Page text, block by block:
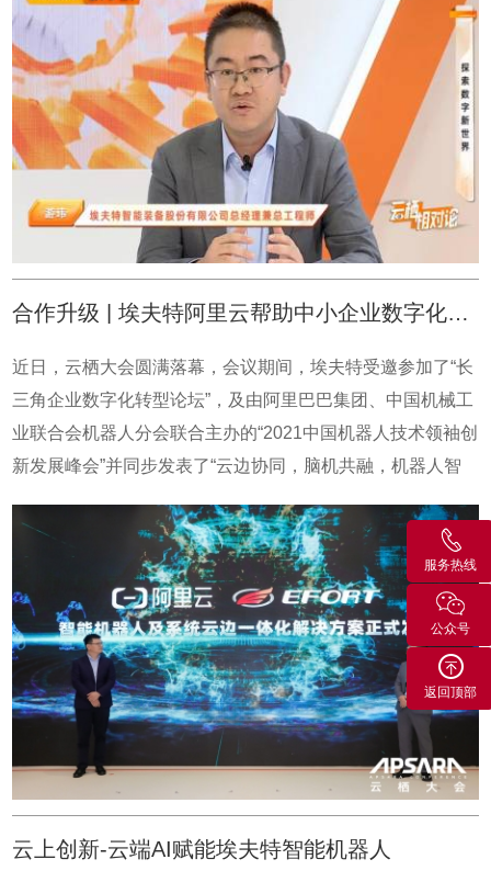
谈。云栖相对论直播问答间<探索数字新世界>我们很期待埃
夫特与阿里云的合作，此次合作的目的是什么呢？我们想让
埃夫特机器人数据智能化，为中小企业产线装上“大脑”/ 让小
工厂也能拥有“大智慧”。让小工厂也能拥有“大智慧”，印象令
人深刻，能介绍一下智能机器人产业吗？现在的工业机器人
还谈不上智能机器人，智能化是要适应不同的行业作业场
景，能柔性的快速的智能的切换，这个过程是不需要人干预
的。通过预设的经验或不断积累的工艺数据库，自动让机器
如何使机器人更智能呢？基于阿里云的AICS，云+IA的开放
式物联网智能控制优化系统，面向工业企业供产销的各个环
节，提供强大的建模、仿真、优化、控制基础能力，实现智
能工程产销供一体化智能管控。这样就可以赋予埃夫特机器
人一个像人类“大脑”的功能，使我们的应用更多元化。所以
「AI的通用能力」无法解决的那些问题 ，因为每一个行业的
需求还是有巨大差异的？对，像我们现在的制造过程，就好
像是在已有的地基上，去建造房子。埃夫特希望 AICS 能提
供的不仅是一个宽广的地基，同时里面有很多的可以直接复
用的模块。那就跟我们乐高积木一样，如果模块足够多的
话，我们可以直接选取想要的模块，搭出理想的房子。但如
果我没有这样的一个模块，或者说，这个房子所有的模块都
需要我们自己从底层开始搭，模块很难复用的话，这样我们
需要的投入强度就很大、投资回报周期非常长。这也是所谓
的通用AI与具体场景落地之间的鸿沟。明白了，很憧憬双方
未来的合作。今天的采访，告一段落。 我们拥有强健
合作升级 | 埃夫特阿里云帮助中小企业数字化转型
近日，云栖大会圆满落幕，会议期间，埃夫特受邀参加了“长
三角企业数字化转型论坛”，及由阿里巴巴集团、中国机械工
业联合会机器人分会联合主办的“2021中国机器人技术领袖创
新发展峰会”并同步发表了“云边协同，脑机共融，机器人智
发布了基于智能机器人及系统云边一体化的无人工厂解决方
案。“通过阿里云AICS与埃夫特数智化机器人应用融合，不
仅能丰富数据维度和数据高保真，还能降低开发成本，提高
开发效率，共同赋能传统制造业升级。”当我们所有人谈到工
业 4.0 时，经常看到两个图标:一个是机械臂，一个是“云”。
工业4.0就是物理空间与信息空间的融合，也是我们在 OT
侧 (Operation Technology，操作技术) 的执行能力与云端的
计算能力之间的融合。这就是埃夫特与阿里云合作的一个初
衷，因为埃夫特有 OT 侧的执行能力、机械臂高精度的精确
能化需要云端的计算能力支撑。这种合作是一个非常自然的
云上创新-云端AI赋能埃夫特智能机器人
服务热线
公众号
返回顶部